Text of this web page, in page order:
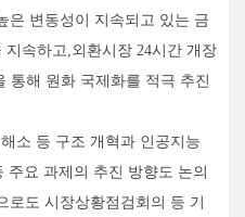
은 변동성이 지속되고 있는 금
지속하고,외환시장 24시간 개장
통해 원화 국제화를 적극 추진
소 등 구조 개혁과 인공지능
주요 과제의 추진 방향도 논의
도 시장상황점검회의 등 기